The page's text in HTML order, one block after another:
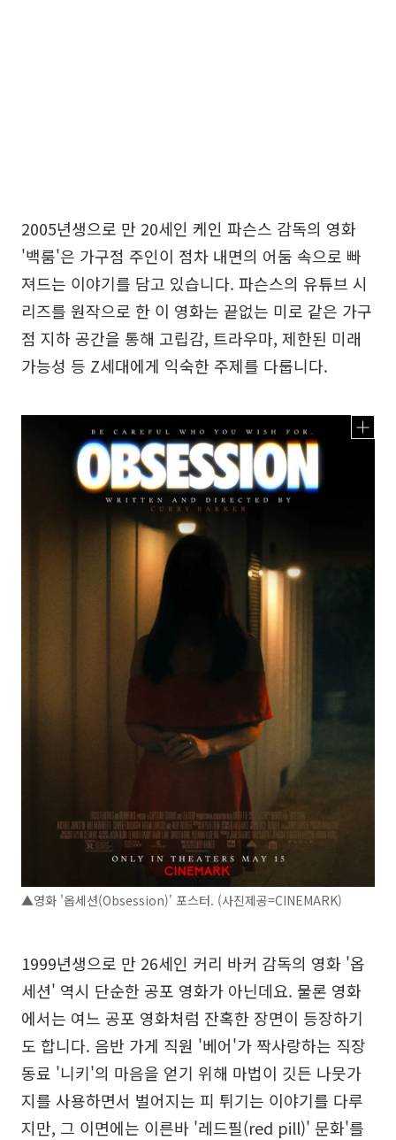
2005년생으로 만 20세인 케인 파슨스 감독의 영화
'백룸'은 가구점 주인이 점차 내면의 어둠 속으로 빠
져드는 이야기를 담고 있습니다. 파슨스의 유튜브 시
리즈를 원작으로 한 이 영화는 끝없는 미로 같은 가구
점 지하 공간을 통해 고립감, 트라우마, 제한된 미래
가능성 등 Z세대에게 익숙한 주제를 다룹니다.
▲영화 '옵세션(Obsession)' 포스터. (사진제공=CINEMARK)
1999년생으로 만 26세인 커리 바커 감독의 영화 '옵
세션' 역시 단순한 공포 영화가 아닌데요. 물론 영화
에서는 여느 공포 영화처럼 잔혹한 장면이 등장하기
도 합니다. 음반 가게 직원 '베어'가 짝사랑하는 직장
동료 '니키'의 마음을 얻기 위해 마법이 깃든 나뭇가
지를 사용하면서 벌어지는 피 튀기는 이야기를 다루
지만, 그 이면에는 이른바 '레드필(red pill)' 문화'를